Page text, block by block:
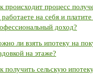
происходит процесс
на себя и платите
доход?
ли взять ипотеку на
на этаже?
получить сельскую